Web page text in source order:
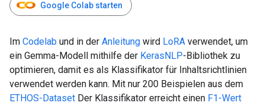
Google Colab starten
Im Codelab und in der Anleitung wird LoRA verwendet, um
ein Gemma-Modell mithilfe der KerasNLP-Bibliothek zu
optimieren, damit es als Klassifikator für Inhaltsrichtlinien
verwendet werden kann. Mit nur 200 Beispielen aus dem
ETHOS-Dataset Der Klassifikator erreicht einen F1-Wert